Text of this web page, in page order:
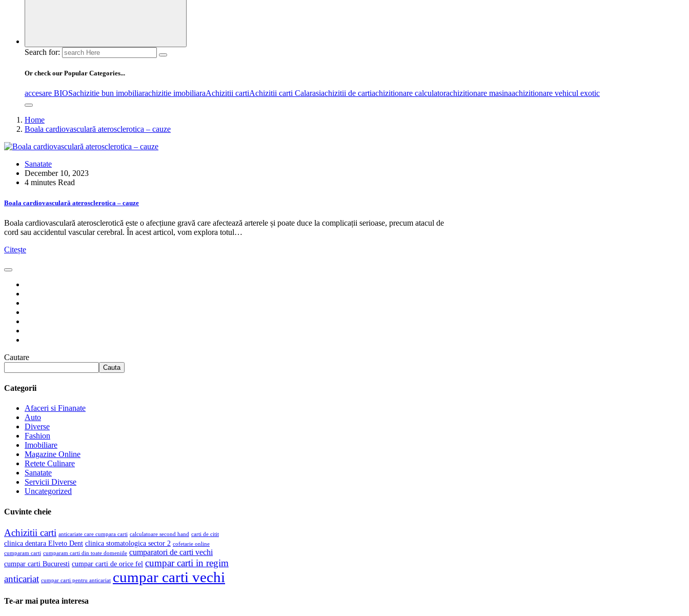
Search for:
Or check our Popular Categories...
accesare BIOSachizitie bun imobiliarachizitie imobiliaraAchizitii cartiAchizitii carti Calarasiachizitii de cartiachizitionare calculatorachizitionare masinaachizitionare vehicul exotic
Home
Boala cardiovasculară aterosclerotica – cauze
Sanatate
December 10, 2023
4 minutes Read
Boala cardiovasculară aterosclerotica – cauze
Boala cardiovasculară aterosclerotică este o afecțiune gravă care afectează arterele și poate duce la complicații serioase, precum atacul de
cord sau accidentul vascular cerebral. În acest articol, vom explora totul…
Citește
Cautare
Cauta
Categorii
Afaceri si Finanate
Auto
Diverse
Fashion
Imobiliare
Magazine Online
Retete Culinare
Sanatate
Servicii Diverse
Uncategorized
Cuvinte cheie
Achizitii carti anticariate care cumpara carti calculatoare second hand carti de citit
clinica dentara Elveto Dent clinica stomatologica sector 2 cofetarie online
cumparam carti cumparam carti din toate domeniile cumparatori de carti vechi
cumpar carti Bucuresti cumpar carti de orice fel cumpar carti in regim
anticariat cumpar carti pentru anticariat cumpar carti vechi
Te-ar mai putea interesa